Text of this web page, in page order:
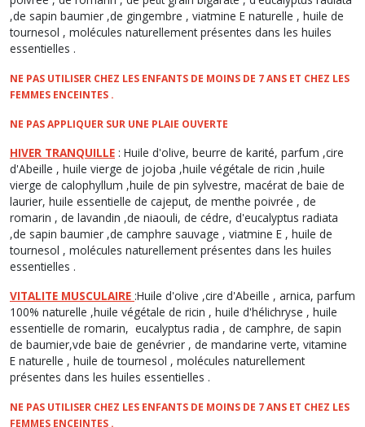
,de sapin baumier ,de gingembre , viatmine E naturelle , huile de
tournesol , molécules naturellement présentes dans les huiles
essentielles .
NE PAS UTILISER CHEZ LES ENFANTS DE MOINS DE 7 ANS ET CHEZ LES
FEMMES ENCEINTES .
NE PAS APPLIQUER SUR UNE PLAIE OUVERTE
HIVER TRANQUILLE : Huile d'olive, beurre de karité, parfum ,cire
d'Abeille , huile vierge de jojoba ,huile végétale de ricin ,huile
vierge de calophyllum ,huile de pin sylvestre, macérat de baie de
laurier, huile essentielle de cajeput, de menthe poivrée , de
romarin , de lavandin ,de niaouli, de cédre, d'eucalyptus radiata
,de sapin baumier ,de camphre sauvage , viatmine E , huile de
tournesol , molécules naturellement présentes dans les huiles
essentielles .
VITALITE MUSCULAIRE :Huile d'olive ,cire d'Abeille , arnica, parfum
100% naturelle ,huile végétale de ricin , huile d'hélichryse , huile
essentielle de romarin, eucalyptus radia , de camphre, de sapin
de baumier,vde baie de genévrier , de mandarine verte, vitamine
E naturelle , huile de tournesol , molécules naturellement
présentes dans les huiles essentielles .
NE PAS UTILISER CHEZ LES ENFANTS DE MOINS DE 7 ANS ET CHEZ LES
FEMMES ENCEINTES .